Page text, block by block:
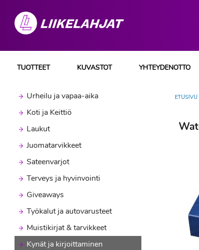
TUOTTEET KUVASTOT YHTEYDENOTTO
Urheilu ja vapaa-aika
Koti ja Keittiö
Laukut
Juomatarvikkeet
Sateenvarjot
Terveys ja hyvinvointi
Giveaways
Työkalut ja autovarusteet
Muistikirjat & tarvikkeet
Kynät ja kirjoittaminen
ETUSIVU